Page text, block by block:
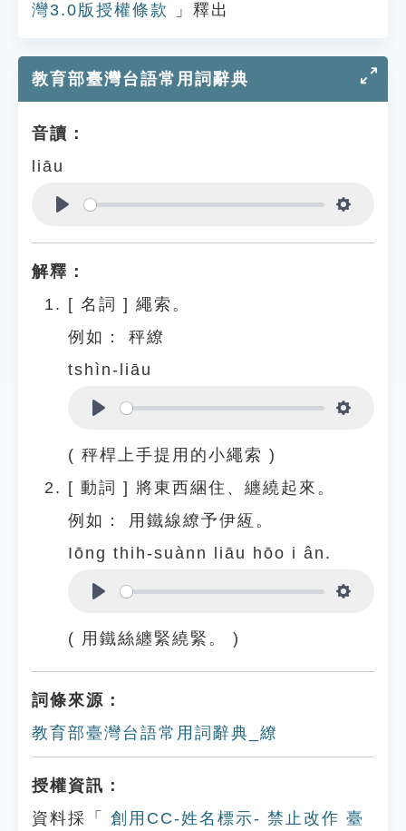
灣3.0版授權條款
」釋出
教育部臺灣台語常用詞辭典
音讀：
liāu
解釋：
[ 名詞 ] 繩索。
例如：
秤繚
tshìn-liāu
( 秤桿上手提用的小繩索 )
[ 動詞 ] 將東西綑住、纏繞起來。
例如：
用鐵線繚予伊絚。
Iōng thih-suànn liāu hōo i ân.
( 用鐵絲纏緊繞緊。 )
詞條來源：
教育部臺灣台語常用詞辭典_繚
授權資訊：
資料採「
創用CC-姓名標示- 禁止改作 臺